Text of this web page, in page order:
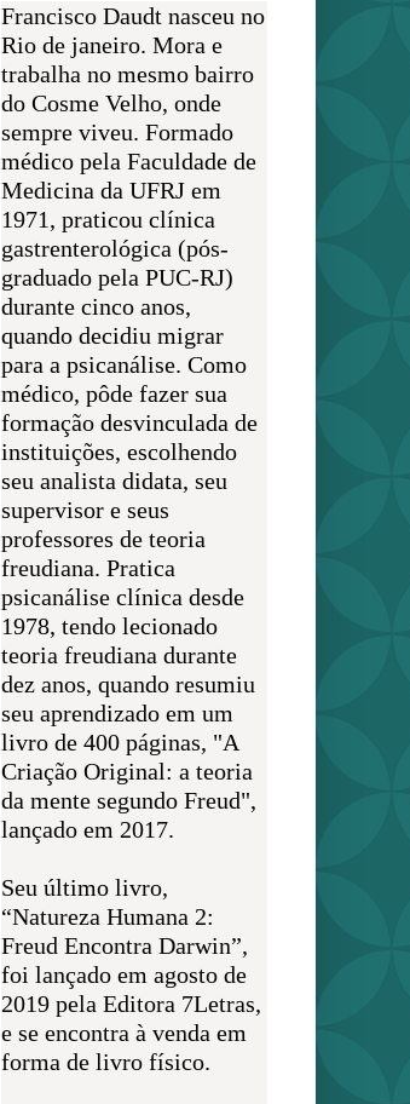
Francisco Daudt nasceu no
Rio de janeiro. Mora e
trabalha no mesmo bairro
do Cosme Velho, onde
sempre viveu. Formado
médico pela Faculdade de
Medicina da UFRJ em
1971, praticou clínica
gastrenterológica (pós-
graduado pela PUC-RJ)
durante cinco anos,
quando decidiu migrar
para a psicanálise. Como
médico, pôde fazer sua
formação desvinculada de
instituições, escolhendo
seu analista didata, seu
supervisor e seus
professores de teoria
freudiana. Pratica
psicanálise clínica desde
1978, tendo lecionado
teoria freudiana durante
dez anos, quando resumiu
seu aprendizado em um
livro de 400 páginas, "A
Criação Original: a teoria
da mente segundo Freud",
lançado em 2017.
Seu último livro,
“Natureza Humana 2:
Freud Encontra Darwin”,
foi lançado em agosto de
2019 pela Editora 7Letras,
e se encontra à venda em
forma de livro físico.